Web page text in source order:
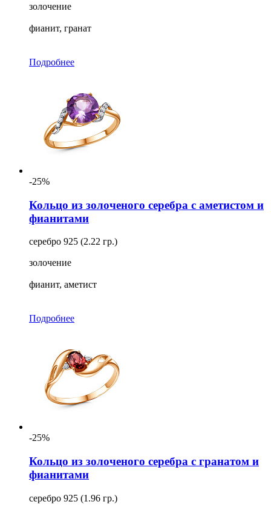
золочение
фианит, гранат
Подробнее
-25%
Кольцо из золоченого серебра с аметистом и
фианитами
серебро 925 (2.22 гр.)
золочение
фианит, аметист
Подробнее
-25%
Кольцо из золоченого серебра с гранатом и
фианитами
серебро 925 (1.96 гр.)